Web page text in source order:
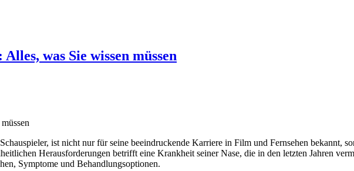
was Sie wissen müssen
ist nicht nur für seine beeindruckende Karriere in Film und Fernsehen bekannt,
Herausforderungen betrifft eine Krankheit seiner Nase, die in den letzten Jahren
Symptome und Behandlungsoptionen.